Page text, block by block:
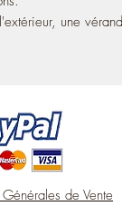
une
de Vente